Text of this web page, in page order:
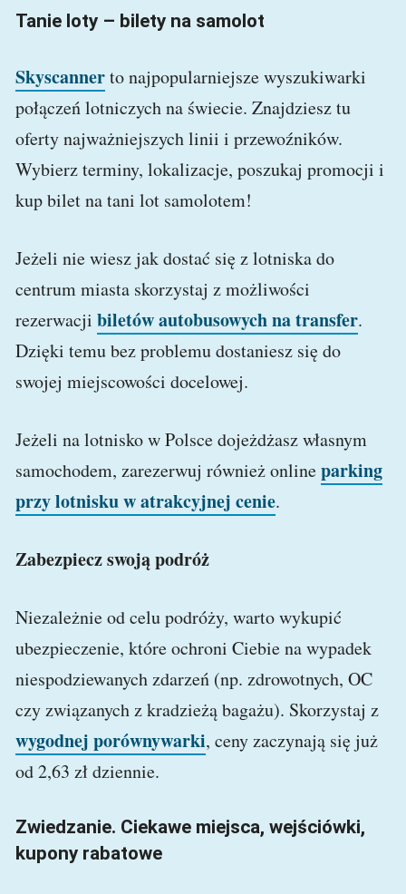
Tanie loty – bilety na samolot
Skyscannerto najpopularniejsze wyszukiwarki
połączeń lotniczych na świecie. Znajdziesz tu
oferty najważniejszych linii i przewoźników.
Wybierz terminy, lokalizacje, poszukaj promocji i
kup bilet na tani lot samolotem!
Jeżeli nie wiesz jak dostać się z lotniska do
centrum miasta skorzystaj z możliwości
rezerwacji biletów autobusowych na transfer.
Dzięki temu bez problemu dostaniesz się do
swojej miejscowości docelowej.
Jeżeli na lotnisko w Polsce dojeżdżasz własnym
samochodem, zarezerwuj również onlineparking
przy lotnisku w atrakcyjnej cenie.
Zabezpiecz swoją podróż
Niezależnie od celu podróży, warto wykupić
ubezpieczenie, które ochroni Ciebie na wypadek
niespodziewanych zdarzeń (np. zdrowotnych, OC
czy związanych z kradzieżą bagażu). Skorzystaj z
wygodnej porównywarki, ceny zaczynają się już
od 2,63 zł dziennie.
Zwiedzanie. Ciekawe miejsca, wejściówki,
kupony rabatowe